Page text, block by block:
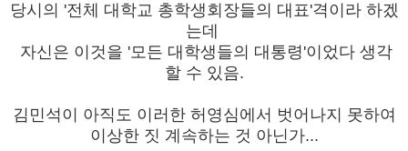
당시의 '전체 대학교 총학생회장들의 대표'격이라 하겠
는데
자신은 이것을 '모든 대학생들의 대통령'이었다 생각
할 수 있음.
김민석이 아직도 이러한 허영심에서 벗어나지 못하여
이상한 짓 계속하는 것 아닌가...